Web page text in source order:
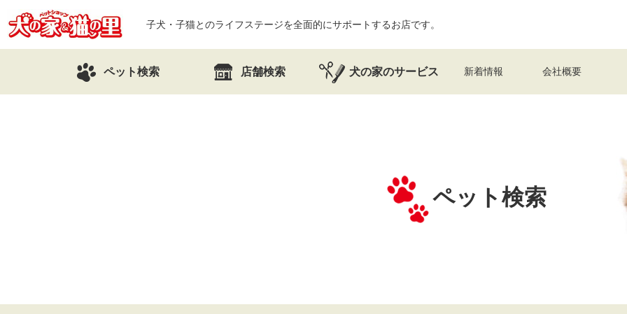
子犬・子猫とのライフステージを全面的にサポートするお店です。
ペット検索 店舗検索 犬の家のサービス 新着情報 会社概要
ペット検索